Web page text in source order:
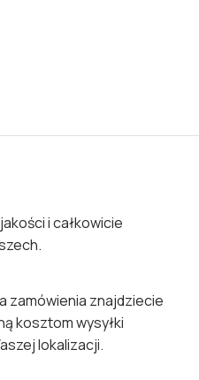
i całkowicie
zamówienia znajdziecie
kosztom wysyłki
lokalizacji.